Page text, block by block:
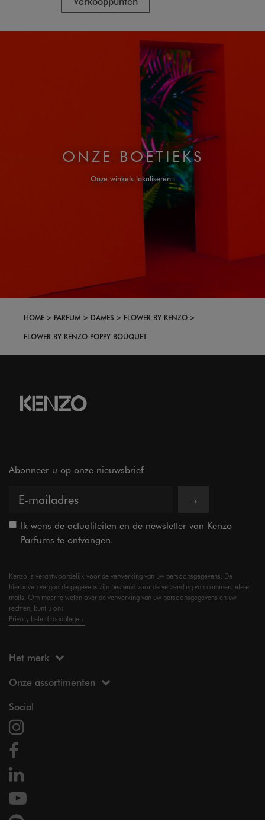
ONZE BOETIEKS
Onze winkels lokaliseren
HOME PARFUM DAMES
FLOWER BY KENZO
FLOWER BY KENZO POPPY BOUQUET
Abonneer u op onze nieuwsbrief
→
Ik wens de actualiteiten en de newsletter van Kenzo
Parfums te ontvangen.
Kenzo is verantwoordelijk voor de verwerking van uw persoonsgegevens. De
hierboven vergaarde gegevens zijn bestemd voor de verzending van commerciële e-
mails. Om meer te weten over de verwerking van uw persoonsgegevens en uw
rechten, kunt u ons
Privacy beleid raadplegen.
Het merk
Onze assortimenten
Social